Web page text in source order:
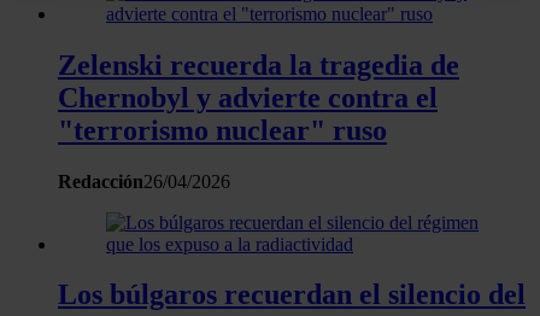
datos personales y establezca sus preferencias en la
sección de datos. Puede cambiar o retirar su
consentimiento en cualquier momento en la Declaración
de cookies.
Las cookies de este sitio web se usan para personalizar
el contenido y los anuncios, ofrecer funciones de redes
información sobre el uso que haga del sitio web con
Zelenski recuerda la tragedia de
Chernobyl y advierte contra el
"terrorismo nuclear" ruso
Redacción26/04/2026
Los búlgaros recuerdan el silencio del